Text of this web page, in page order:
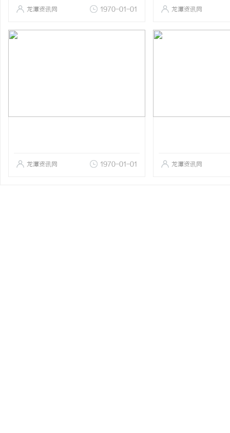
龙潭资讯网 1970-01-01 龙潭资讯网
龙潭资讯网 1970-01-01 龙潭资讯网